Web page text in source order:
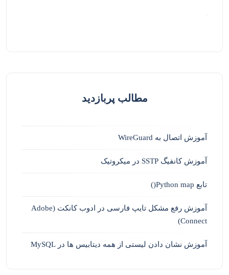
مطالب پربازدید
آموزش اتصال به WireGuard
آموزش کانفیگ SSTP در میکروتیک
تابع Python map()
آموزش رفع مشکل تایپ فارسی در ادوب کانکت (Adobe
Connect)
آموزش نشان دادن لیستی از همه دیتابیس ها در MySQL